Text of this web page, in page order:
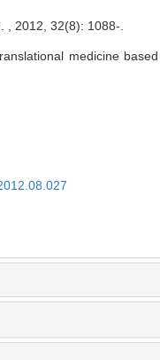
, 2012, 32(8): 1088-.
medicine